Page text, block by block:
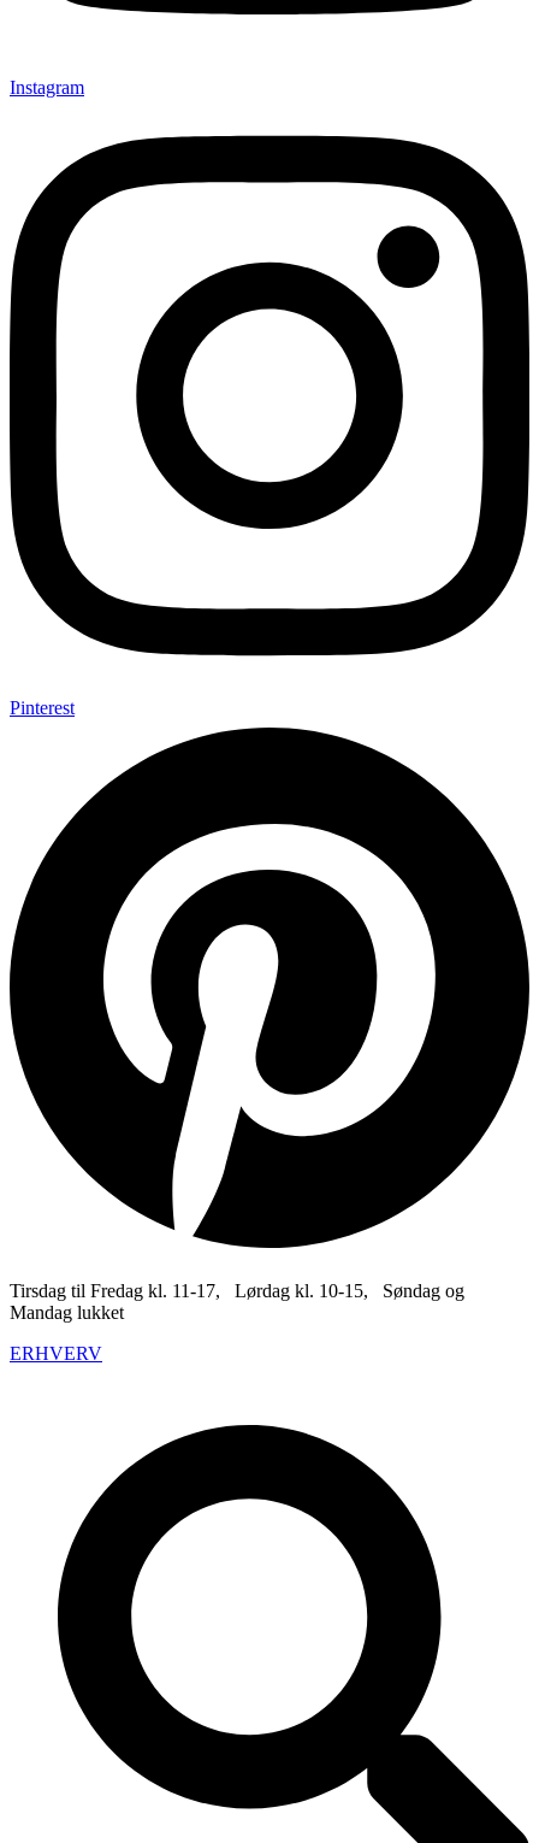
Instagram
Pinterest
Tirsdag til Fredag kl. 11-17, Lørdag kl. 10-15, Søndag og
Mandag lukket
ERHVERV